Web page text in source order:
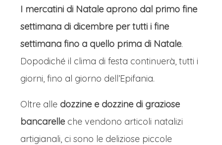
I mercatini di Natale aprono dal primo fine
settimana di dicembre per tutti i fine
settimana fino a quello prima di Natale.
Dopodiché il clima di festa continuerà, tutti i
giorni, fino al giorno dell’Epifania.
Oltre alle dozzine e dozzine di graziose
bancarelle che vendono articoli natalizi
artigianali, ci sono le deliziose piccole